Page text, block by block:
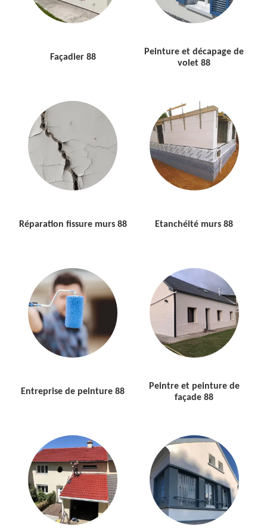
Façadier 88
Peinture et décapage de
volet 88
Réparation fissure murs 88 Etanchéité murs 88
Entreprise de peinture 88
Peintre et peinture de
façade 88